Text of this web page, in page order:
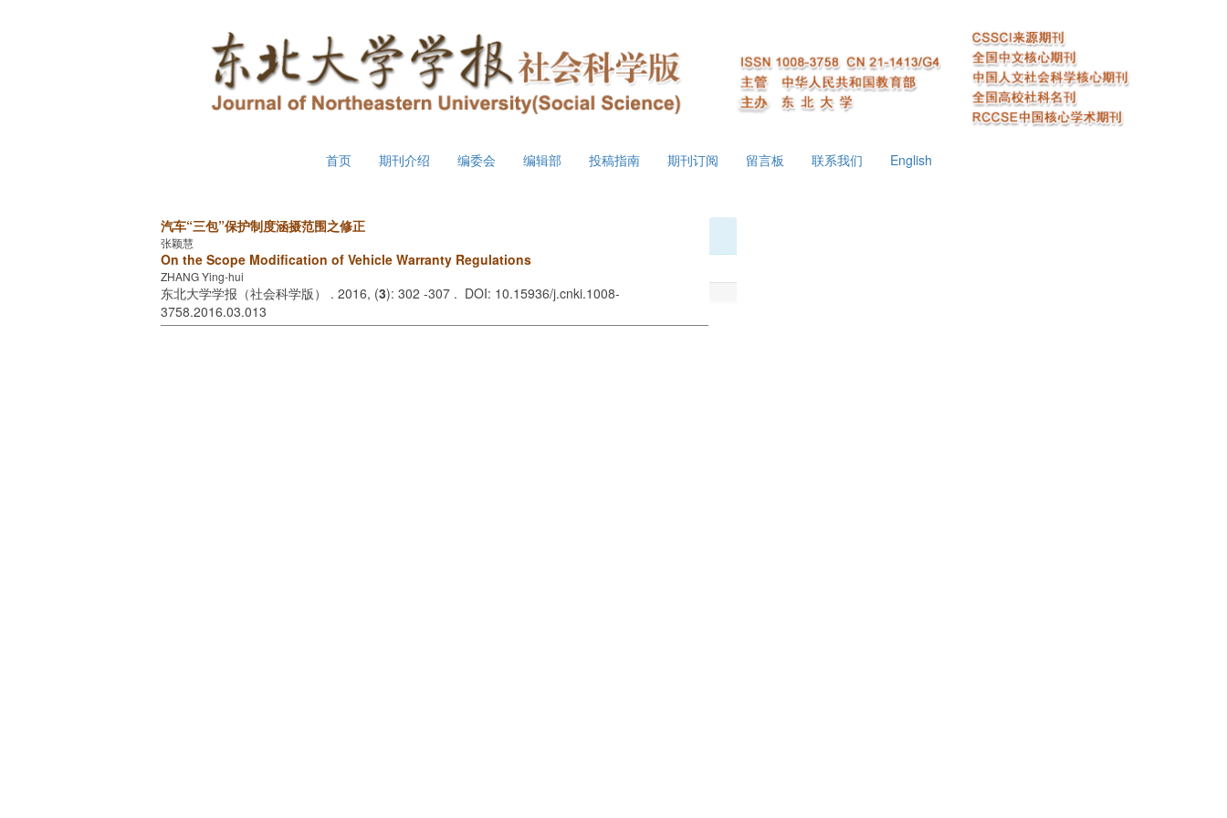
首页 期刊介绍 编委会 编辑部 投稿指南 期刊订阅 留言板 联系我们 English
汽车“三包”保护制度涵摄范围之修正
张颖慧
On the Scope Modification of Vehicle Warranty Regulations
ZHANG Ying-hui
东北大学学报（社会科学版） . 2016, (3): 302 -307 . DOI: 10.15936/j.cnki.1008-
3758.2016.03.013